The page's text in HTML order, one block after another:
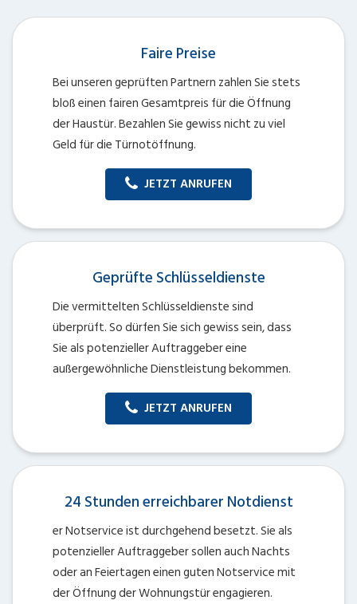
Faire Preise
Bei unseren geprüften Partnern zahlen Sie stets
bloß einen fairen Gesamtpreis für die Öffnung
der Haustür. Bezahlen Sie gewiss nicht zu viel
Geld für die Türnotöffnung.
JETZT ANRUFEN
Geprüfte Schlüsseldienste
Die vermittelten Schlüsseldienste sind
überprüft. So dürfen Sie sich gewiss sein, dass
Sie als potenzieller Auftraggeber eine
außergewöhnliche Dienstleistung bekommen.
JETZT ANRUFEN
24 Stunden erreichbarer Notdienst
er Notservice ist durchgehend besetzt. Sie als
potenzieller Auftraggeber sollen auch Nachts
oder an Feiertagen einen guten Notservice mit
der Öffnung der Wohnungstür engagieren.